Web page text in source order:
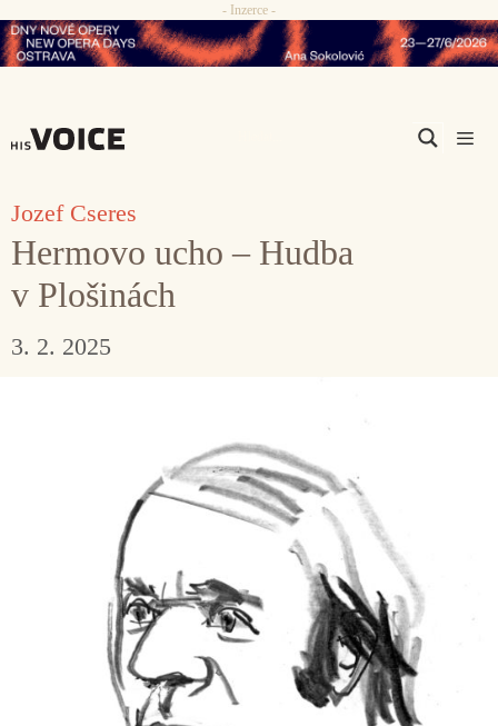
Přeskočit
na
- Inzerce -
Jozef Cseres
Hermovo ucho – Hudba
v Plošinách
3. 2. 2025